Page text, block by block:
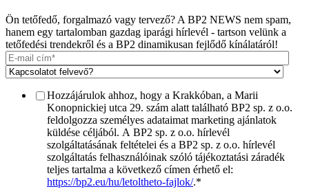
Ön tetőfedő, forgalmazó vagy tervező? A BP2 NEWS nem spam,
hanem egy tartalomban gazdag iparági hírlevél - tartson velünk a
tetőfedési trendekről és a BP2 dinamikusan fejlődő kínálatáról!
Hozzájárulok ahhoz, hogy a Krakkóban, a Marii
Konopnickiej utca 29. szám alatt található BP2 sp. z o.o.
feldolgozza személyes adataimat marketing ajánlatok
küldése céljából. A BP2 sp. z o.o. hírlevél
szolgáltatásának feltételei és a BP2 sp. z o.o. hírlevél
szolgáltatás felhasználóinak szóló tájékoztatási záradék
teljes tartalma a következő címen érhető el:
https://bp2.eu/hu/letoltheto-fajlok/.*